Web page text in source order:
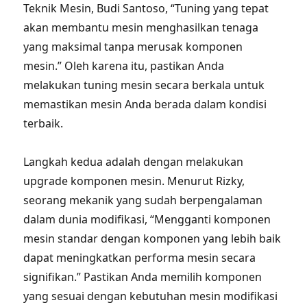
Teknik Mesin, Budi Santoso, “Tuning yang tepat
akan membantu mesin menghasilkan tenaga
yang maksimal tanpa merusak komponen
mesin.” Oleh karena itu, pastikan Anda
melakukan tuning mesin secara berkala untuk
memastikan mesin Anda berada dalam kondisi
terbaik.
Langkah kedua adalah dengan melakukan
upgrade komponen mesin. Menurut Rizky,
seorang mekanik yang sudah berpengalaman
dalam dunia modifikasi, “Mengganti komponen
mesin standar dengan komponen yang lebih baik
dapat meningkatkan performa mesin secara
signifikan.” Pastikan Anda memilih komponen
yang sesuai dengan kebutuhan mesin modifikasi